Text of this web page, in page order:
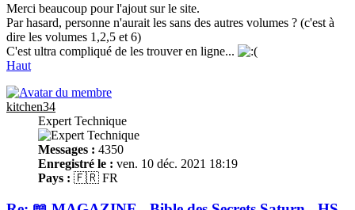
Merci beaucoup pour l'ajout sur le site.
Par hasard, personne n'aurait les sans des autres volumes ? (c'est à
dire les volumes 1,2,5 et 6)
C'est ultra compliqué de les trouver en ligne...
Haut
kitchen34
Expert Technique
Messages : 4350
Enregistré le : ven. 10 déc. 2021 18:19
Pays : 🇫🇷 FR